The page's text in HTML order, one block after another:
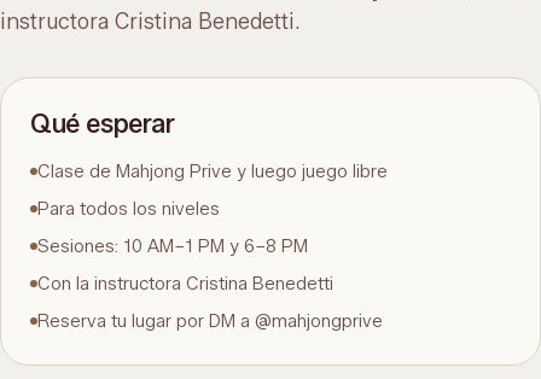
instructora Cristina Benedetti.
Qué esperar
Clase de Mahjong Prive y luego juego libre
Para todos los niveles
Sesiones: 10 AM–1 PM y 6–8 PM
Con la instructora Cristina Benedetti
Reserva tu lugar por DM a @mahjongprive